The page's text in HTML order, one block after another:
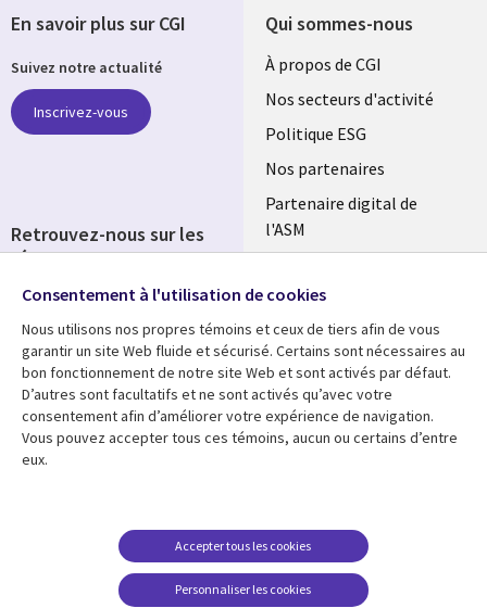
Qui sommes-nous
Useful
links
FRANCE
À propos de CGI
Nos secteurs d'activité
Politique ESG
Nos partenaires
Partenaire digital de
l'ASM
Fusions
Ressources
Library
Links
Articles
Blog
Support
Legal
Accessibilité
conditions juridiques
FAQ Carrières
Centre de gestion des
En savoir plus sur CGI
Suivez notre actualité
Inscrivez-vous
Retrouvez-nous sur les
réseaux
Social
Media
FRANCE
Consentement à l'utilisation de cookies
Nous utilisons nos propres témoins et ceux de tiers afin de vous
garantir un site Web fluide et sécurisé. Certains sont nécessaires au
bon fonctionnement de notre site Web et sont activés par défaut.
D’autres sont facultatifs et ne sont activés qu’avec votre
consentement afin d’améliorer votre expérience de navigation.
Vous pouvez accepter tous ces témoins, aucun ou certains d’entre
eux.
Personnaliser les cookies
Accepter tous les cookies